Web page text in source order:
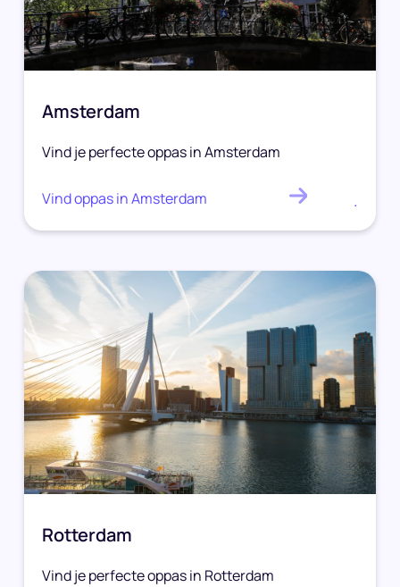
Amsterdam
Vind je perfecte oppas in Amsterdam
Vind oppas in Amsterdam .
Rotterdam
Vind je perfecte oppas in Rotterdam